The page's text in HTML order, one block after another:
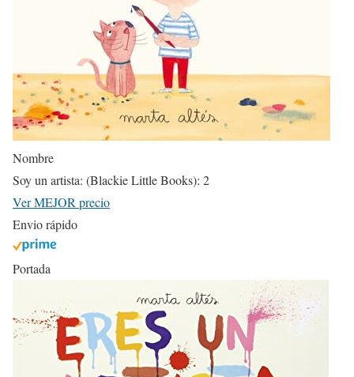
Nombre
Soy un artista: (Blackie Little Books): 2
Ver MEJOR precio
Envio rápido
Portada